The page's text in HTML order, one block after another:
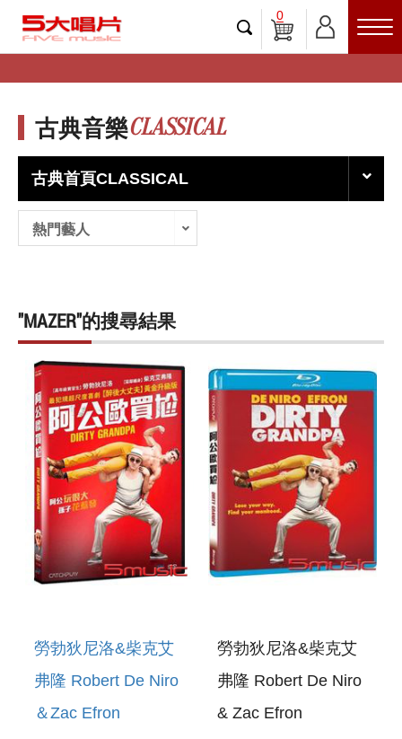
0
古典音樂CLASSICAL
古典首頁CLASSICAL
熱門藝人
"MAZER"的搜尋結果
勞勃狄尼洛&柴克艾
弗隆 Robert De Niro
＆Zac Efron
勞勃狄尼洛&柴克艾
弗隆 Robert De Niro
& Zac Efron